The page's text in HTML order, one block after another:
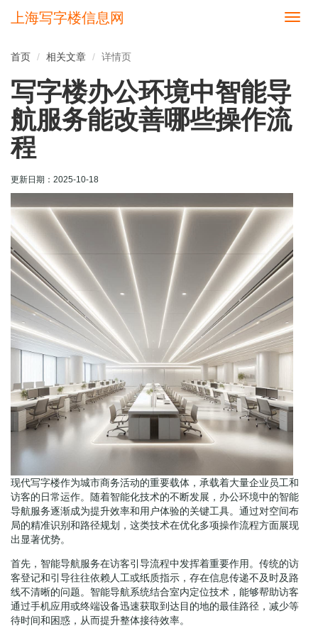
切
上海写字楼信息网
首页 相关文章 详情页
写字楼办公环境中智能导
航服务能改善哪些操作流
程
更新日期： 2025-10-18
现代写字楼作为城市商务活动的重要载体，承载着大量企业员工和
访客的日常运作。随着智能化技术的不断发展，办公环境中的智能
导航服务逐渐成为提升效率和用户体验的关键工具。通过对空间布
局的精准识别和路径规划，这类技术在优化多项操作流程方面展现
出显著优势。
首先，智能导航服务在访客引导流程中发挥着重要作用。传统的访
客登记和引导往往依赖人工或纸质指示，存在信息传递不及时及路
线不清晰的问题。智能导航系统结合室内定位技术，能够帮助访客
通过手机应用或终端设备迅速获取到达目的地的最佳路径，减少等
待时间和困惑，从而提升整体接待效率。